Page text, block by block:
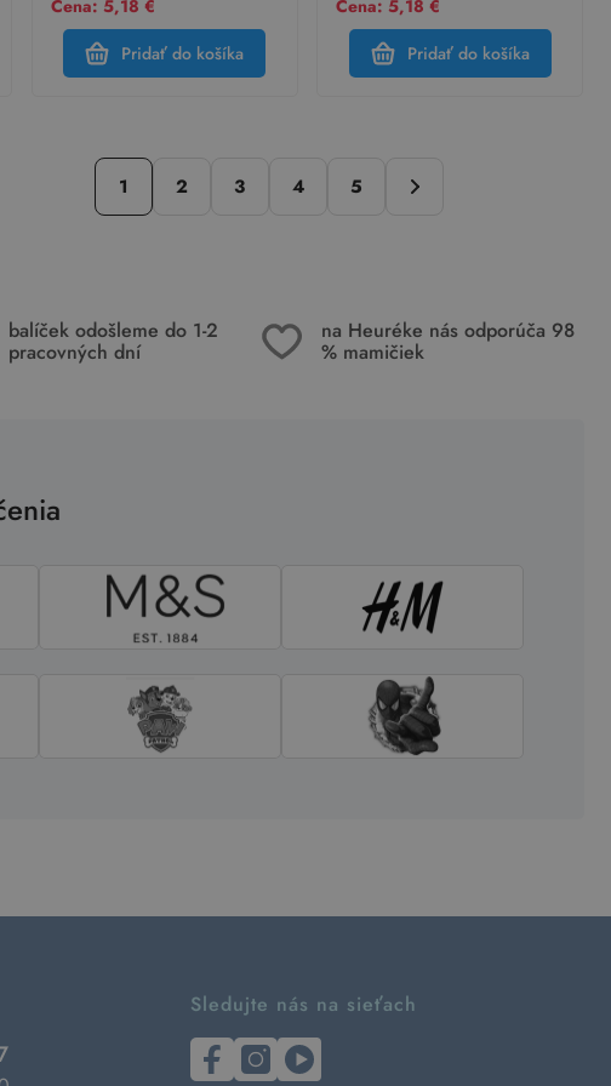
Cena: 5,18 €
Pridať do košíka
Cena: 5,18 €
Pridať do košíka
1 2 3 4 5
balíček odošleme do 1-2
pracovných dní
na Heuréke nás odporúča 98
% mamičiek
Sledujte nás na sieťach